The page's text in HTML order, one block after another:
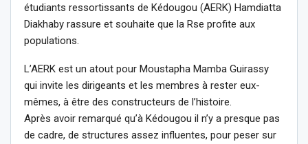
étudiants ressortissants de Kédougou (AERK) Hamdiatta
Diakhaby rassure et souhaite que la Rse profite aux
populations.
L’AERK est un atout pour Moustapha Mamba Guirassy
qui invite les dirigeants et les membres à rester eux-
mêmes, à être des constructeurs de l’histoire.
Après avoir remarqué qu’à Kédougou il n’y a presque pas
de cadre, de structures assez influentes, pour peser sur